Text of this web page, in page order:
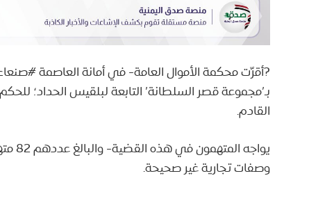
?أقرّت محكمة الأموال العامة- في أمانة العاصمة
القادم.
وصفات تجارية غير صحيحة.